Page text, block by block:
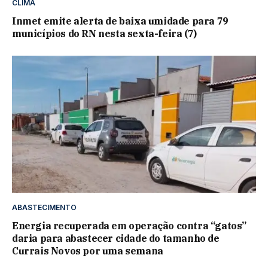
CLIMA
Inmet emite alerta de baixa umidade para 79
municípios do RN nesta sexta-feira (7)
ABASTECIMENTO
Energia recuperada em operação contra “gatos”
daria para abastecer cidade do tamanho de
Currais Novos por uma semana